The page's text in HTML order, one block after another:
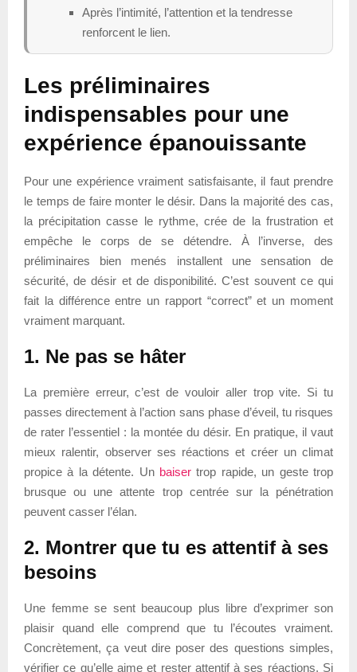
Après l’intimité, l’attention et la tendresse
renforcent le lien.
Les préliminaires
indispensables pour une
expérience épanouissante
Pour une expérience vraiment satisfaisante, il faut prendre
le temps de faire monter le désir. Dans la majorité des cas,
la précipitation casse le rythme, crée de la frustration et
empêche le corps de se détendre. À l’inverse, des
préliminaires bien menés installent une sensation de
sécurité, de désir et de disponibilité. C’est souvent ce qui
fait la différence entre un rapport “correct” et un moment
vraiment marquant.
1. Ne pas se hâter
La première erreur, c’est de vouloir aller trop vite. Si tu
passes directement à l’action sans phase d’éveil, tu risques
de rater l’essentiel : la montée du désir. En pratique, il vaut
mieux ralentir, observer ses réactions et créer un climat
propice à la détente. Un baiser trop rapide, un geste trop
brusque ou une attente trop centrée sur la pénétration
peuvent casser l’élan.
2. Montrer que tu es attentif à ses
besoins
Une femme se sent beaucoup plus libre d’exprimer son
plaisir quand elle comprend que tu l’écoutes vraiment.
Concrètement, ça veut dire poser des questions simples,
vérifier ce qu’elle aime et rester attentif à ses réactions. Si